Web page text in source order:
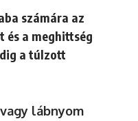
számára az
és a meghittség
a túlzott
lábnyom